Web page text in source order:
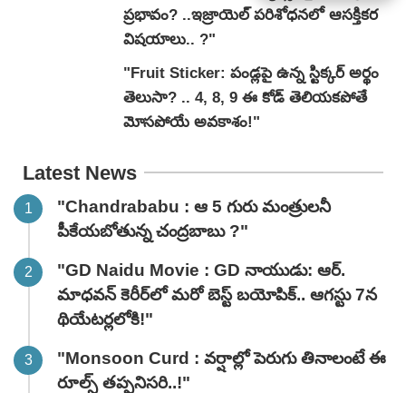
ప్రభావం? ..ఇజ్రాయెల్ పరిశోధనలో ఆసక్తికర
విషయాలు.. ?"
"Fruit Sticker: పండ్లపై ఉన్న స్టిక్కర్ అర్థం
తెలుసా? .. 4, 8, 9 ఈ కోడ్ తెలియకపోతే
మోసపోయే అవకాశం!"
Latest News
"Chandrababu : ఆ 5 గురు మంత్రులనీ
పీకేయబోతున్న చంద్రబాబు ?"
"GD Naidu Movie : GD నాయుడు: ఆర్.
మాధవన్‌ కెరీర్‌లో మరో బెస్ట్ బయోపిక్.. ఆగస్టు 7న
థియేటర్లలోకి!"
"Monsoon Curd : వర్షాల్లో పెరుగు తినాలంటే ఈ
రూల్స్ తప్పనిసరి..!"